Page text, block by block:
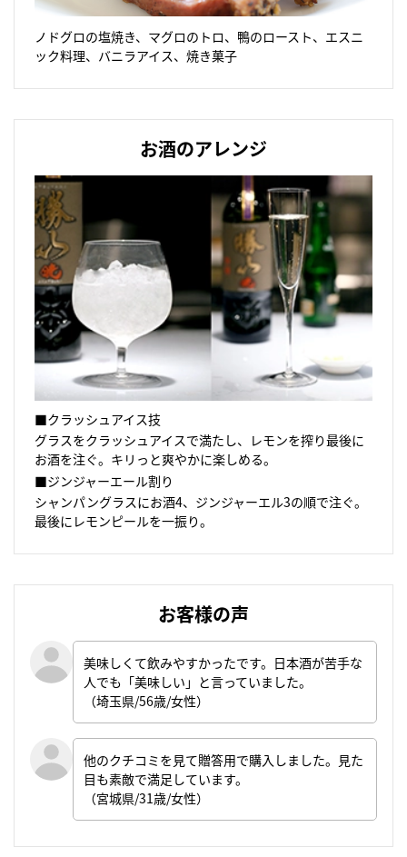
ノドグロの塩焼き、マグロのトロ、鴨のロースト、エスニ
ック料理、バニラアイス、焼き菓子
お酒のアレンジ
■クラッシュアイス技
グラスをクラッシュアイスで満たし、レモンを搾り最後に
お酒を注ぐ。キリっと爽やかに楽しめる。
■ジンジャーエール割り
シャンパングラスにお酒4、ジンジャーエル3の順で注ぐ。
最後にレモンピールを一振り。
お客様の声
美味しくて飲みやすかったです。日本酒が苦手な
人でも「美味しい」と言っていました。
（埼玉県/56歳/女性）
他のクチコミを見て贈答用で購入しました。見た
目も素敵で満足しています。
（宮城県/31歳/女性）